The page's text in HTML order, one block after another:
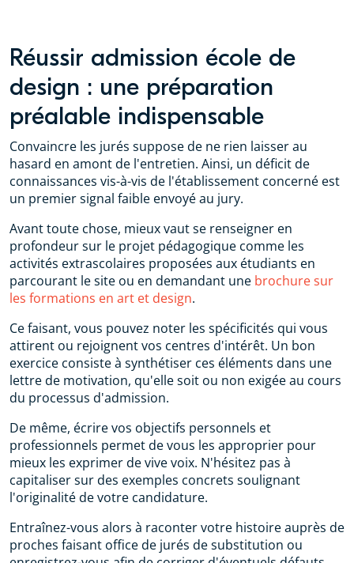
Réussir admission école de
design : une préparation
préalable indispensable
Convaincre les jurés suppose de ne rien laisser au
hasard en amont de l'entretien. Ainsi, un déficit de
connaissances vis-à-vis de l'établissement concerné est
un premier signal faible envoyé au jury.
Avant toute chose, mieux vaut se renseigner en
profondeur sur le projet pédagogique comme les
activités extrascolaires proposées aux étudiants en
parcourant le site ou en demandant une brochure sur
les formations en art et design.
Ce faisant, vous pouvez noter les spécificités qui vous
attirent ou rejoignent vos centres d'intérêt. Un bon
exercice consiste à synthétiser ces éléments dans une
lettre de motivation, qu'elle soit ou non exigée au cours
du processus d'admission.
De même, écrire vos objectifs personnels et
professionnels permet de vous les approprier pour
mieux les exprimer de vive voix. N'hésitez pas à
capitaliser sur des exemples concrets soulignant
l'originalité de votre candidature.
Entraînez-vous alors à raconter votre histoire auprès de
proches faisant office de jurés de substitution ou